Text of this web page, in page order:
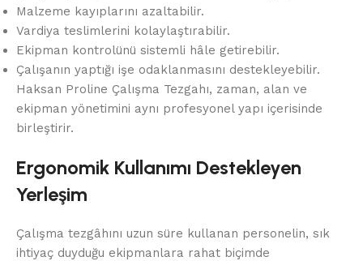
Malzeme kayıplarını azaltabilir.
Vardiya teslimlerini kolaylaştırabilir.
Ekipman kontrolünü sistemli hâle getirebilir.
Çalışanın yaptığı işe odaklanmasını destekleyebilir.
Haksan Proline Çalışma Tezgahı, zaman, alan ve
ekipman yönetimini aynı profesyonel yapı içerisinde
birleştirir.
Ergonomik Kullanımı Destekleyen
Yerleşim
Çalışma tezgâhını uzun süre kullanan personelin, sık
ihtiyaç duyduğu ekipmanlara rahat biçimde